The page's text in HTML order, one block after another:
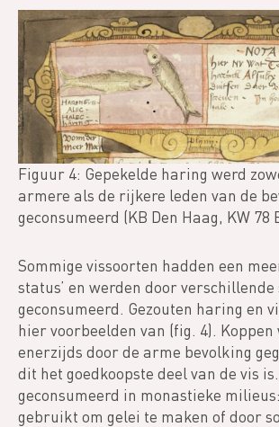
Figuur 4: Gepekelde haring werd
armere als de rijkere leden van de
geconsumeerd (KB Den Haag, KW 78
Sommige vissoorten hadden een
status’ en werden door
geconsumeerd. Gezouten haring en
hier voorbeelden van (fig. 4). Koppen
enerzijds door de arme bevolking
dit het goedkoopste deel van de vis
geconsumeerd in monastieke
gebruikt om gelei te maken of door